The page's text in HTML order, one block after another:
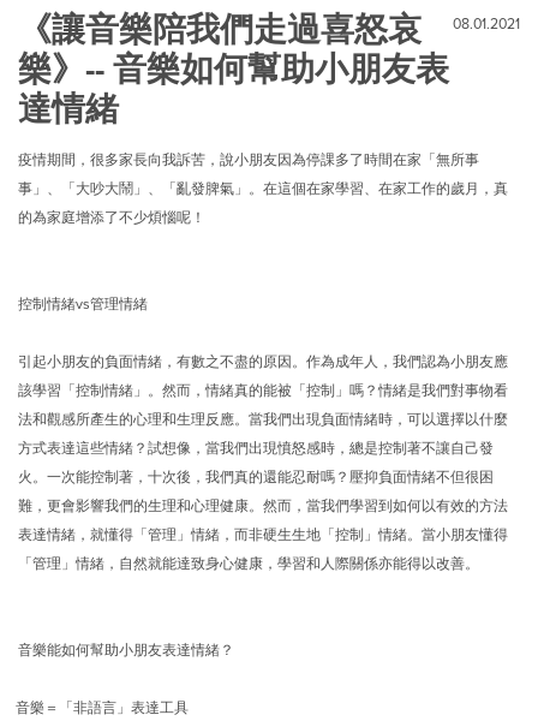
《讓音樂陪我們走過喜怒哀
樂》-- 音樂如何幫助小朋友表
達情緒
08.01.2021
疫情期間，很多家長向我訴苦，說小朋友因為停課多了時間在家「無所事
事」、「大吵大鬧」、「亂發脾氣」。在這個在家學習、在家工作的歲月，真
的為家庭增添了不少煩惱呢！
控制情緒vs管理情緒
引起小朋友的負面情緒，有數之不盡的原因。作為成年人，我們認為小朋友應
該學習「控制情緒」。然而，情緒真的能被「控制」嗎？情緒是我們對事物看
法和觀感所產生的心理和生理反應。當我們出現負面情緒時，可以選擇以什麼
方式表達這些情緒？試想像，當我們出現憤怒感時，總是控制著不讓自己發
火。一次能控制著，十次後，我們真的還能忍耐嗎？壓抑負面情緒不但很困
難，更會影響我們的生理和心理健康。然而，當我們學習到如何以有效的方法
表達情緒，就懂得「管理」情緒，而非硬生生地「控制」情緒。當小朋友懂得
「管理」情緒，自然就能達致身心健康，學習和人際關係亦能得以改善。
音樂能如何幫助小朋友表達情緒？
音樂＝「非語言」表達工具